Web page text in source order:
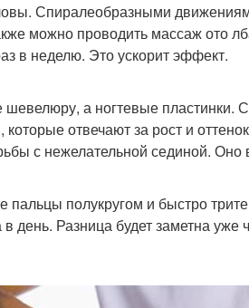
Спиралеобразными
можно проводить массаж ото
в неделю. Это ускорит эффект.
шевелюру, а ногтевые пластинки.
отвечают за рост и
с нежелательной сединой. Оно
пальцы полукругом и быстро
день. Разница будет заметна уже